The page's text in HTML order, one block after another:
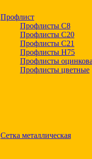
Профлист
Профлисты С8
Профлисты С20
Профлисты C21
Профлисты Н75
Профлисты
Профлисты цветные
Сетка металлическая